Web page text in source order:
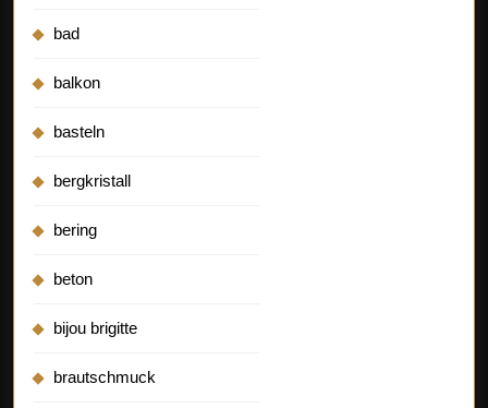
bad
balkon
basteln
bergkristall
bering
beton
bijou brigitte
brautschmuck